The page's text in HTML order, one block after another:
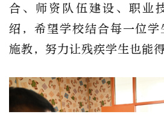
合、师资队伍建设、职业
绍，希望学校结合每一位
施教，努力让残疾学生也能